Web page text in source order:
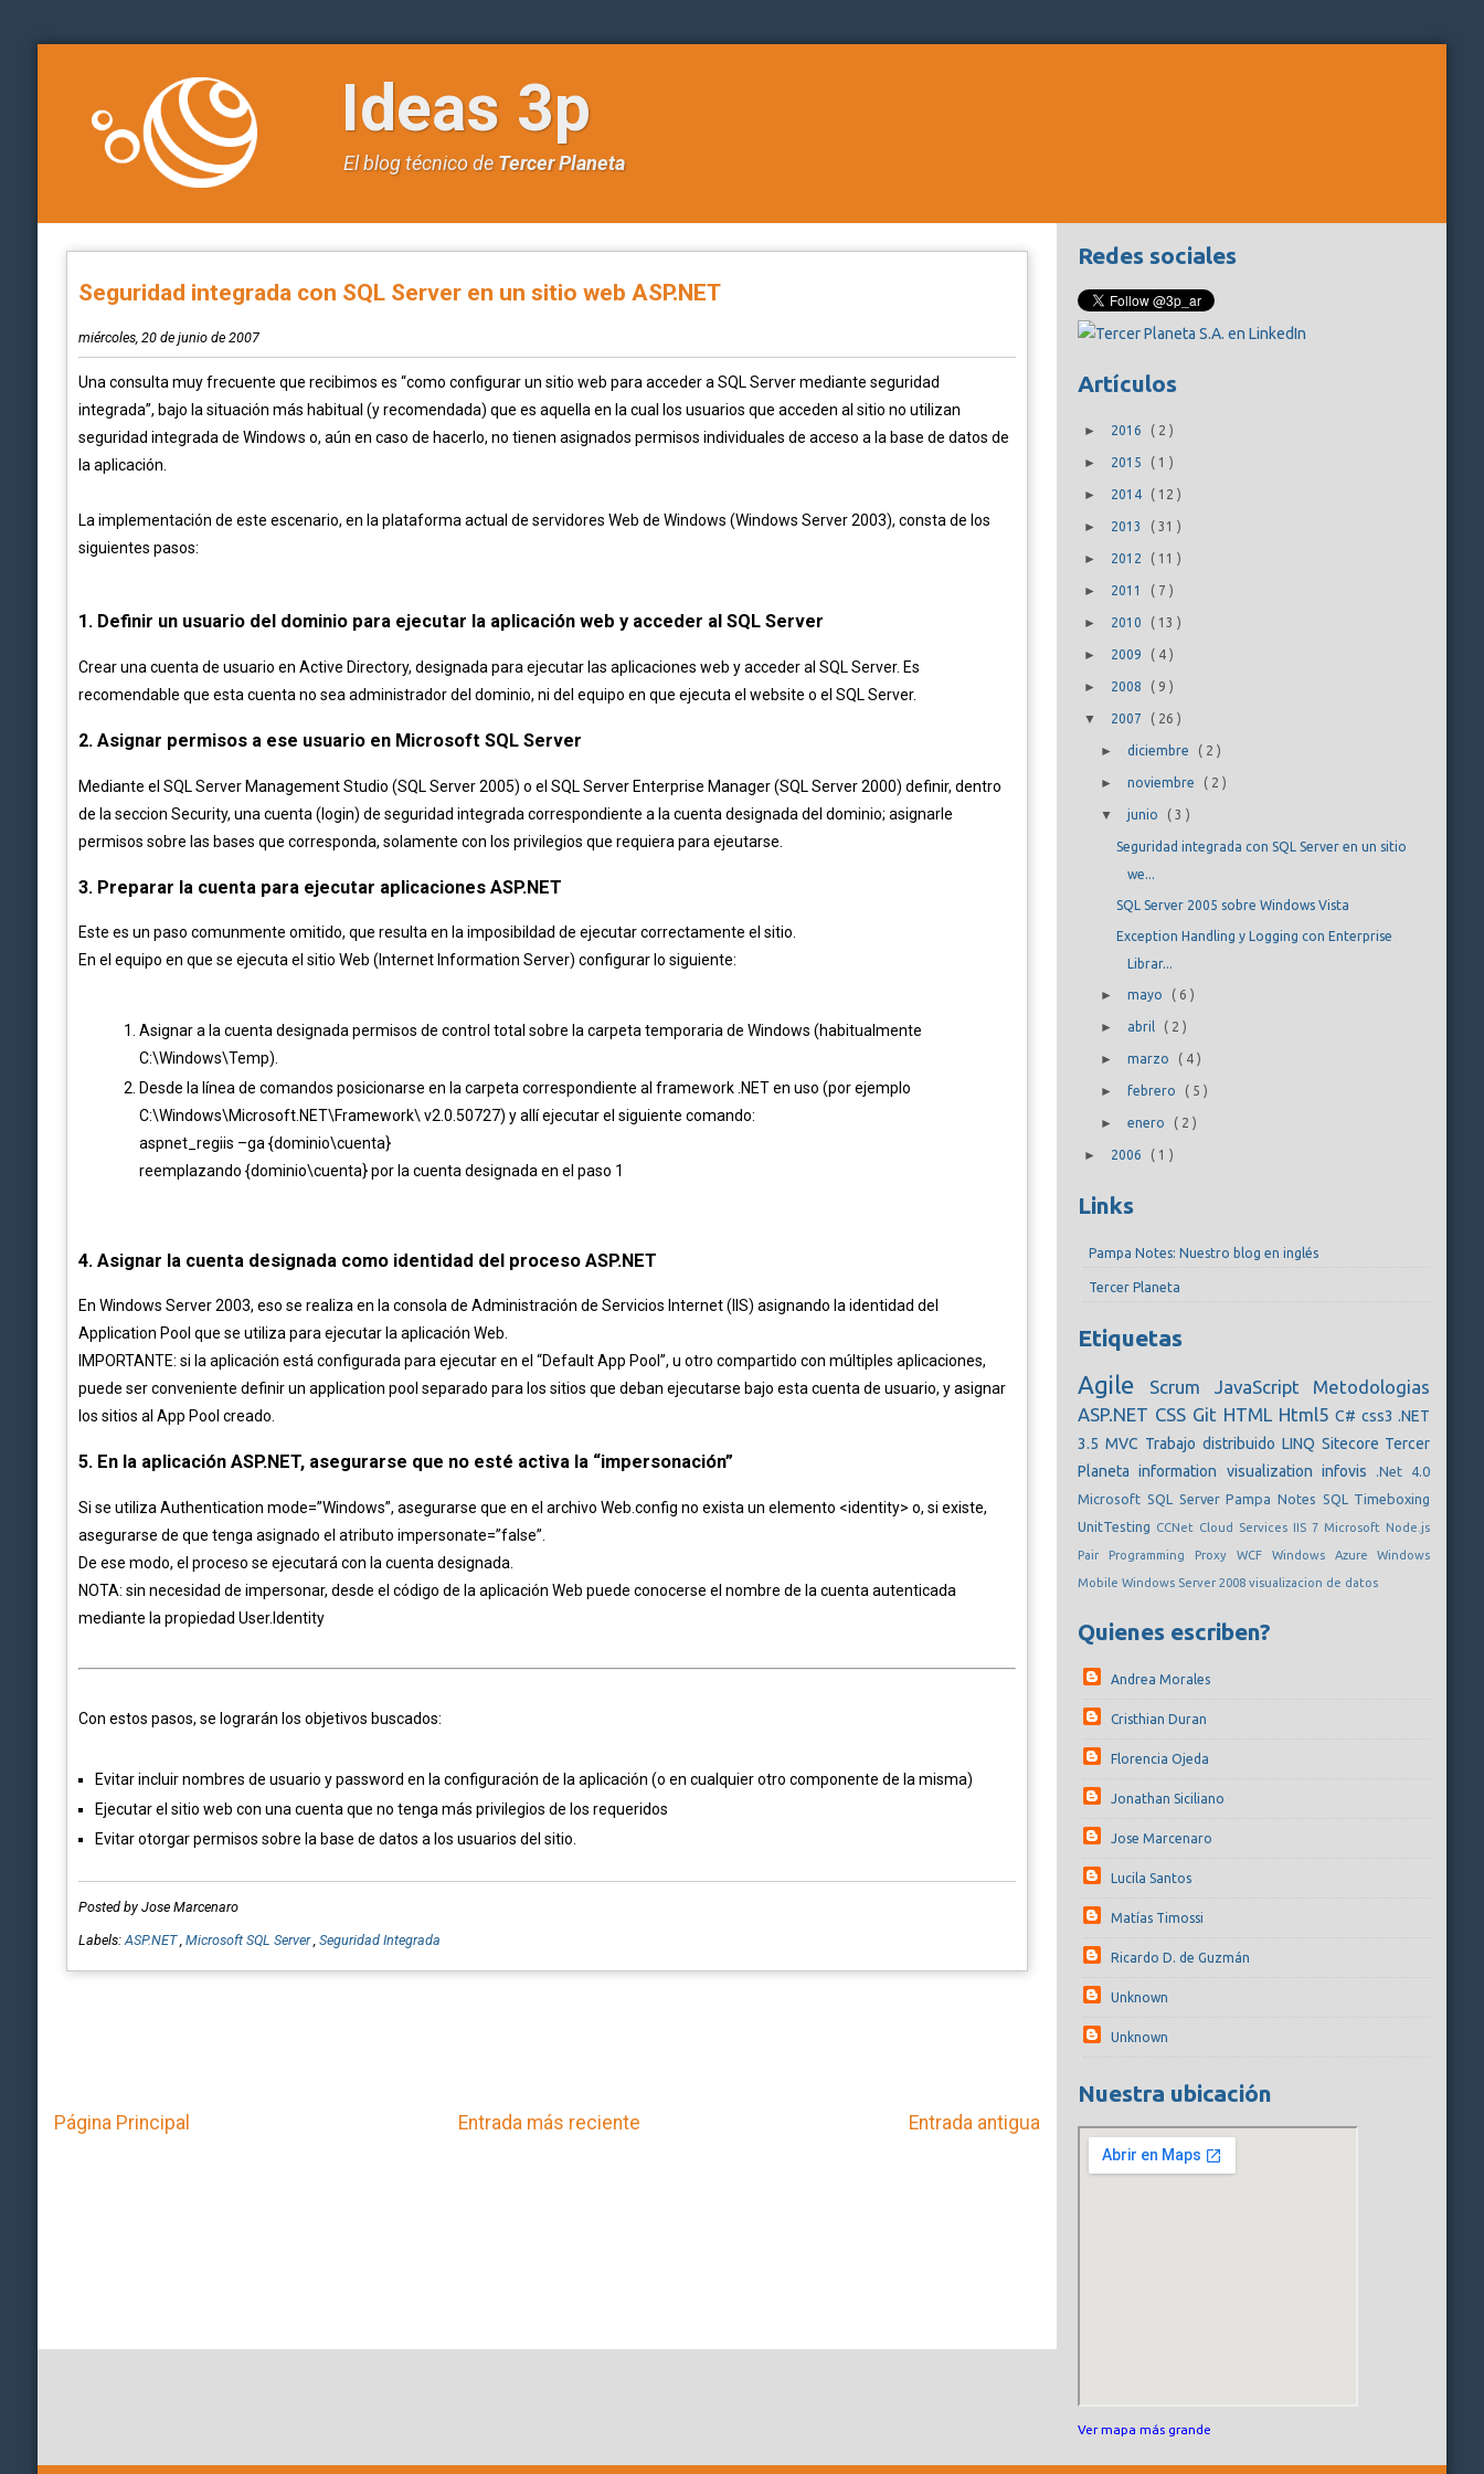
Ideas 3p
El blog técnico deTercer Planeta
Seguridad integrada con SQL Server en un sitio web ASP.NET
miércoles, 20 de junio de 2007
Una consulta muy frecuente que recibimos es “como configurar un sitio web para acceder a SQL Server mediante seguridad
integrada”, bajo la situación más habitual (y recomendada) que es aquella en la cual los usuarios que acceden al sitio no utilizan
seguridad integrada de Windows o, aún en caso de hacerlo, no tienen asignados permisos individuales de acceso a la base de datos de
la aplicación.
La implementación de este escenario, en la plataforma actual de servidores Web de Windows (Windows Server 2003), consta de los
siguientes pasos:
1. Definir un usuario del dominio para ejecutar la aplicación web y acceder al SQL Server
Crear una cuenta de usuario en Active Directory, designada para ejecutar las aplicaciones web y acceder al SQL Server. Es
recomendable que esta cuenta no sea administrador del dominio, ni del equipo en que ejecuta el website o el SQL Server.
2. Asignar permisos a ese usuario en Microsoft SQL Server
Mediante el SQL Server Management Studio (SQL Server 2005) o el SQL Server Enterprise Manager (SQL Server 2000) definir, dentro
de la seccion Security, una cuenta (login) de seguridad integrada correspondiente a la cuenta designada del dominio; asignarle
permisos sobre las bases que corresponda, solamente con los privilegios que requiera para ejeutarse.
3. Preparar la cuenta para ejecutar aplicaciones ASP.NET
Este es un paso comunmente omitido, que resulta en la imposibildad de ejecutar correctamente el sitio.
En el equipo en que se ejecuta el sitio Web (Internet Information Server) configurar lo siguiente:
Asignar a la cuenta designada permisos de control total sobre la carpeta temporaria de Windows (habitualmente
C:\Windows\Temp).
Desde la línea de comandos posicionarse en la carpeta correspondiente al framework .NET en uso (por ejemplo
C:\Windows\Microsoft.NET\Framework\ v2.0.50727) y allí ejecutar el siguiente comando:
aspnet_regiis –ga {dominio\cuenta}
reemplazando {dominio\cuenta} por la cuenta designada en el paso 1
4. Asignar la cuenta designada como identidad del proceso ASP.NET
En Windows Server 2003, eso se realiza en la consola de Administración de Servicios Internet (IIS) asignando la identidad del
Application Pool que se utiliza para ejecutar la aplicación Web.
IMPORTANTE: si la aplicación está configurada para ejecutar en el “Default App Pool”, u otro compartido con múltiples aplicaciones,
puede ser conveniente definir un application pool separado para los sitios que deban ejecutarse bajo esta cuenta de usuario, y asignar
los sitios al App Pool creado.
5. En la aplicación ASP.NET, asegurarse que no esté activa la “impersonación”
Si se utiliza Authentication mode=”Windows”, asegurarse que en el archivo Web.config no exista un elemento <identity> o, si existe,
asegurarse de que tenga asignado el atributo impersonate=”false”.
De ese modo, el proceso se ejecutará con la cuenta designada.
NOTA: sin necesidad de impersonar, desde el código de la aplicación Web puede conocerse el nombre de la cuenta autenticada
mediante la propiedad User.Identity
Con estos pasos, se lograrán los objetivos buscados:
Evitar incluir nombres de usuario y password en la configuración de la aplicación (o en cualquier otro componente de la misma)
Ejecutar el sitio web con una cuenta que no tenga más privilegios de los requeridos
Evitar otorgar permisos sobre la base de datos a los usuarios del sitio.
Posted by Jose Marcenaro
Labels: ASP.NET Microsoft SQL Server Seguridad Integrada
Entrada más reciente Entrada antigua
Página Principal
Redes sociales
Artículos
► 2016 ( 2)
► 2015 ( 1)
► 2014 ( 12)
► 2013 (31)
► 2012 ( 11)
► 2011 ( 7)
► 2010 ( 13)
► 2009 ( 4)
► 2008 ( 9)
▼ 2007 ( 26)
► diciembre ( 2 )
► noviembre ( 2 )
▼ junio ( 3 )
Seguridad integrada con SQL Server en un sitio
we...
SQL Server 2005 sobre Windows Vista
Exception Handling y Logging con Enterprise
Librar...
► mayo ( 6 )
► abril ( 2 )
► marzo ( 4 )
► febrero ( 5 )
► enero ( 2 )
► 2006 ( 1)
Links
Pampa Notes: Nuestro blog en inglés
Tercer Planeta
Etiquetas
Agile Scrum JavaScript Metodologias
ASP.NET CSS Git HTML Html5 C# css3.NET
3.5MVC Trabajo distribuido LINQ Sitecore Tercer
Planetainformation visualization infovis
.Net 4.0
Microsoft SQL ServerPampa Notes SQL Timeboxing
UnitTesting CCNet Cloud Services IIS 7 Microsoft Node.js
Pair Programming Proxy WCF Windows AzureWindows
MobileWindows Server 2008visualizacion de datos
Quienes escriben?
Andrea Morales
Cristhian Duran
Florencia Ojeda
Jonathan Siciliano
Jose Marcenaro
Lucila Santos
Matías Timossi
Ricardo D. de Guzmán
Unknown
Unknown
Nuestra ubicación
Ver mapa más grande